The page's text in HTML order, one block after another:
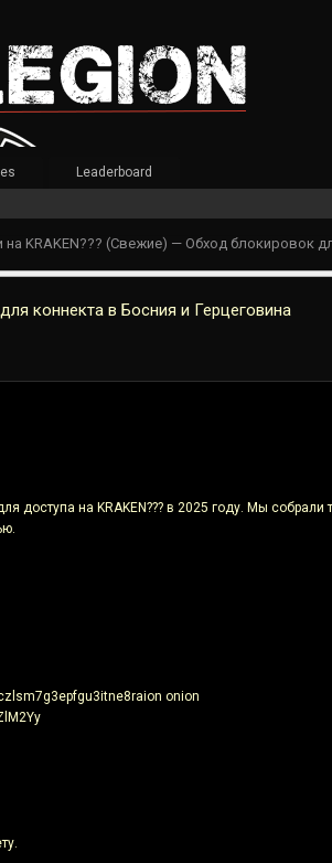
Leaderboard
коннекта в Босния и Герцеговина
доступа на KRAKEN??? в 2025 году. Мы
onion